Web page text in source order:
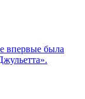
впервые была